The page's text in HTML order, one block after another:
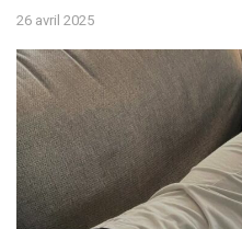
26 avril 2025